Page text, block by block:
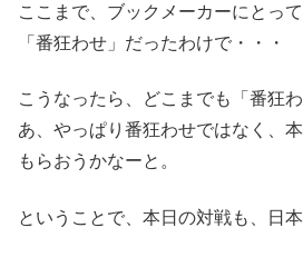
ここまで、ブックメーカーにとっ
「番狂わせ」だったわけで・・・
こうなったら、どこまでも「番狂
あ、やっぱり番狂わせではなく、
もらおうかなーと。
ということで、本日の対戦も、日